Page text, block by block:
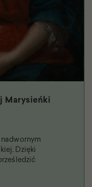
Marysieńki
nadwornym
Dzięki